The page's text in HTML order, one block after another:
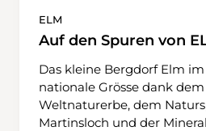
ELM
Auf den Spuren von
Das kleine Bergdorf Elm
nationale Grösse dank dem
Weltnaturerbe, dem
Martinsloch und der